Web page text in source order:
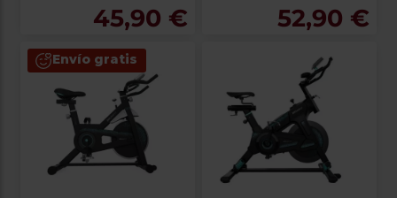
45,90 € 52,90 €
Envío gratis